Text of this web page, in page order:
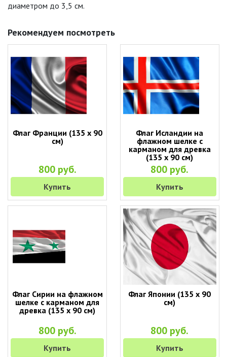
диаметром до 3,5 см.
Рекомендуем посмотреть
Флаг Франции (135 х 90
см)
800 руб.
Купить
Флаг Исландии на
флажном шелке с
карманом для древка
(135 х 90 см)
800 руб.
Купить
Флаг Сирии на флажном
шелке с карманом для
древка (135 х 90 см)
800 руб.
Купить
Флаг Японии (135 х 90
см)
800 руб.
Купить